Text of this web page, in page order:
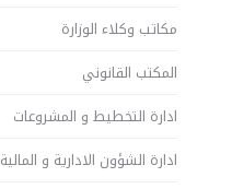
مكاتب وكلاء الوزارة
المكتب القانوني
ادارة التخطيط و المشروعات
ادارة الشؤون الادارية و المالية